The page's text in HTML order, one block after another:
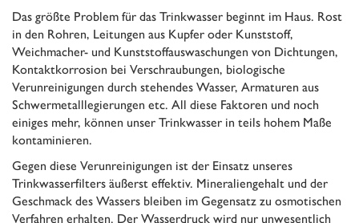
Das größte Problem für das Trinkwasser beginnt im Haus. Rost
in den Rohren, Leitungen aus Kupfer oder Kunststoff,
Weichmacher- und Kunststoffauswaschungen von Dichtungen,
Kontaktkorrosion bei Verschraubungen, biologische
Verunreinigungen durch stehendes Wasser, Armaturen aus
Schwermetalllegierungen etc. All diese Faktoren und noch
einiges mehr, können unser Trinkwasser in teils hohem Maße
kontaminieren.
Gegen diese Verunreinigungen ist der Einsatz unseres
Trinkwasserfilters äußerst effektiv. Mineraliengehalt und der
Geschmack des Wassers bleiben im Gegensatz zu osmotischen
Verfahren erhalten. Der Wasserdruck wird nur unwesentlich